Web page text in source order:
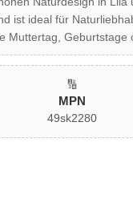
ist ideal für
Muttertag, Geburtstage
deinen Worten einen
🔢
MPN
49sk2280